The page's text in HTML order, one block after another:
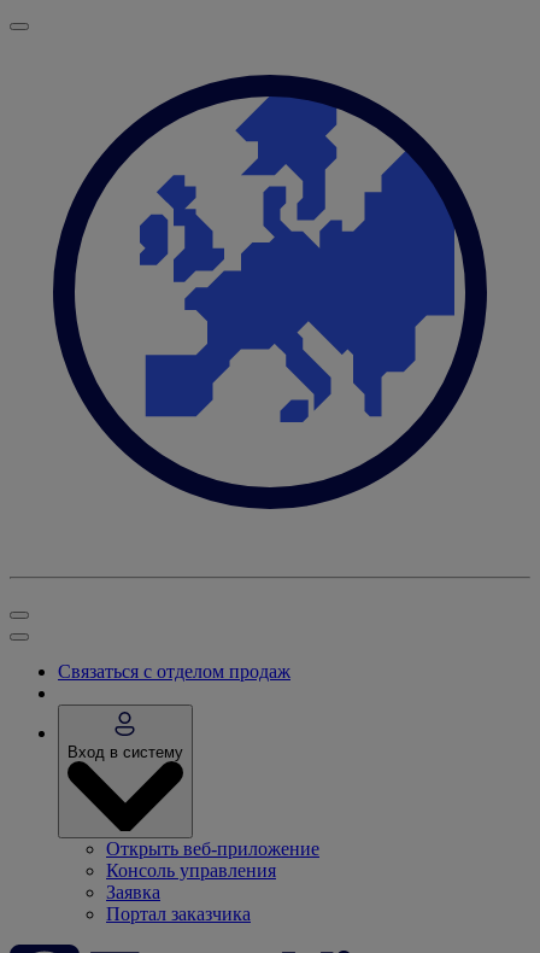
Связаться с отделом продаж
Вход в систему
Открыть веб-приложение
Консоль управления
Заявка
Портал заказчика